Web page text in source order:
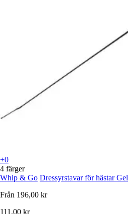
+0
4 färger
Whip & Go Dressyrstavar för hästar Gel
Från 196,00 kr
111,00 kr